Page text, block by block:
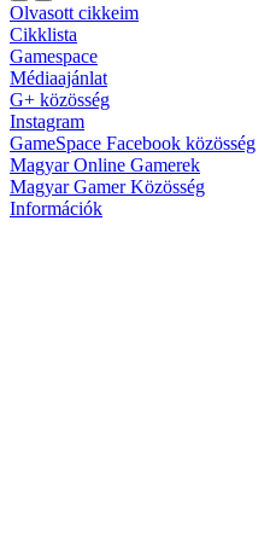
Olvasott cikkeim
Cikklista
Gamespace
Médiaajánlat
G+ közösség
Instagram
GameSpace Facebook közösség
Magyar Online Gamerek
Magyar Gamer Közösség
Információk